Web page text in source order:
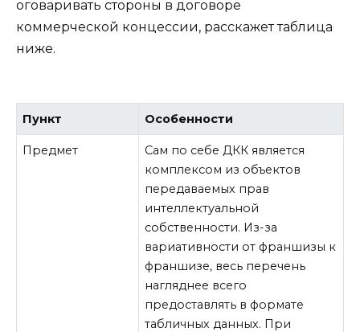
оговаривать стороны в договоре
коммерческой концессии, расскажет таблица
ниже.
Пункт Особенности
Предмет
Сам по себе ДКК является
комплексом из объектов
передаваемых прав
интеллектуальной
собственности. Из-за
вариативности от франшизы к
франшизе, весь перечень
нагляднее всего
предоставлять в формате
табличных данных. При